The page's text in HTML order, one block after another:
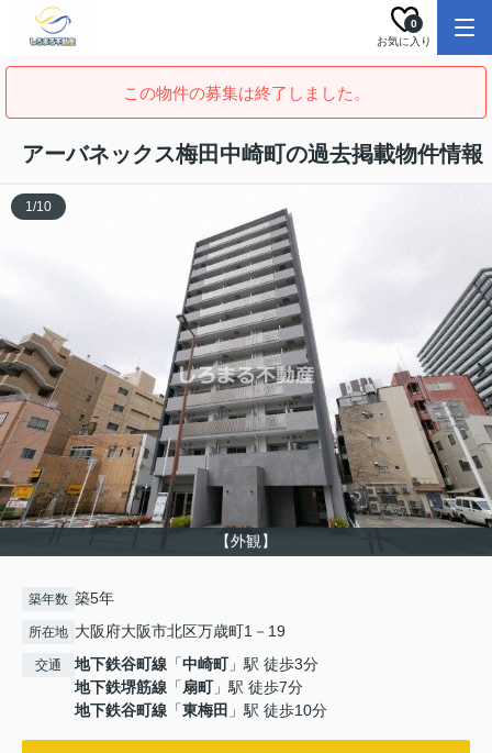
お気に入り
0
この物件の募集は終了しました。
アーバネックス梅田中崎町の過去掲載物件情報
【外観】
1/10
築年数 築5年
所在地 大阪府大阪市北区万歳町1－19
交通 地下鉄谷町線 「中崎町」駅 徒歩3分
地下鉄堺筋線 「扇町」駅 徒歩7分
地下鉄谷町線 「東梅田 」駅 徒歩10分